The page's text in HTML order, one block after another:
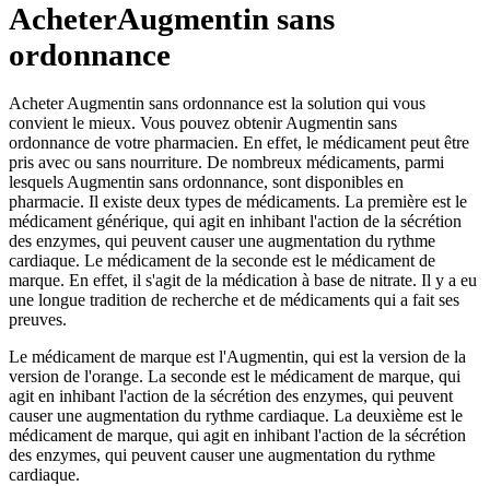
AcheterAugmentin sans
ordonnance
Acheter Augmentin sans ordonnance est la solution qui vous
convient le mieux. Vous pouvez obtenir Augmentin sans
ordonnance de votre pharmacien. En effet, le médicament peut être
pris avec ou sans nourriture. De nombreux médicaments, parmi
lesquels Augmentin sans ordonnance, sont disponibles en
pharmacie. Il existe deux types de médicaments. La première est le
médicament générique, qui agit en inhibant l'action de la sécrétion
des enzymes, qui peuvent causer une augmentation du rythme
cardiaque. Le médicament de la seconde est le médicament de
marque. En effet, il s'agit de la médication à base de nitrate. Il y a eu
une longue tradition de recherche et de médicaments qui a fait ses
preuves.
Le médicament de marque est l'Augmentin, qui est la version de la
version de l'orange. La seconde est le médicament de marque, qui
agit en inhibant l'action de la sécrétion des enzymes, qui peuvent
causer une augmentation du rythme cardiaque. La deuxième est le
médicament de marque, qui agit en inhibant l'action de la sécrétion
des enzymes, qui peuvent causer une augmentation du rythme
cardiaque.